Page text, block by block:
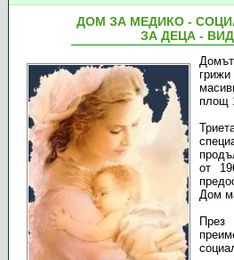
ДОМ ЗА МЕДИКО -
ЗА ДЕЦА -
площ
от
Дом